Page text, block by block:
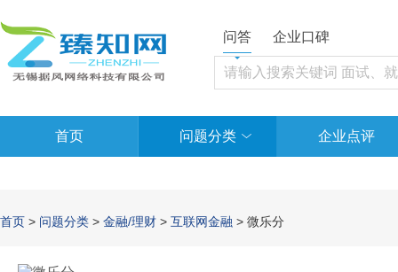
问答 企业口碑
首页 问题分类 企业点评
首页 > 问题分类 > 金融/理财 > 互联网金融 > 微乐分